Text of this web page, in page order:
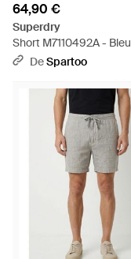
64,90 €
Superdry
Short M7110492A - Bleu
DeSpartoo